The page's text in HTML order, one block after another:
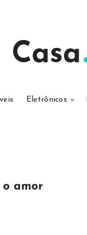
Casa
Eletrônicos
o amor